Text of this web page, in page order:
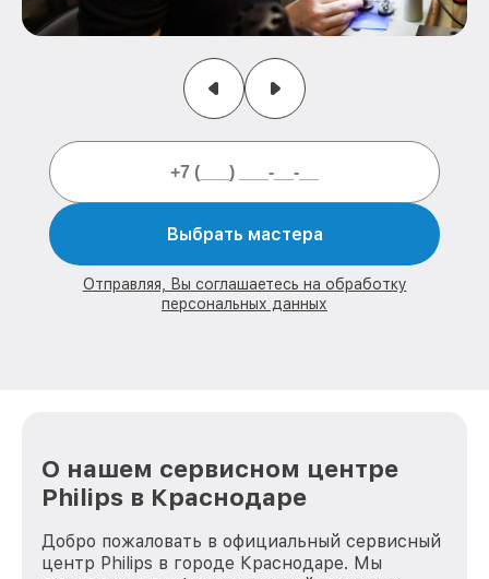
Выбрать мастера
Отправляя, Вы соглашаетесь на обработку
персональных данных
О нашем сервисном центре
Philips в Краснодаре
Добро пожаловать в официальный сервисный
центр Philips в городе Краснодаре. Мы